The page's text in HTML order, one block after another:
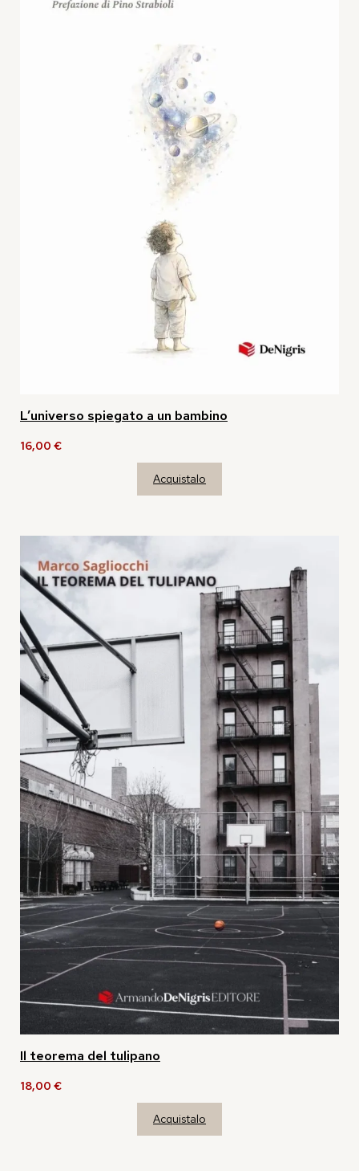
L’universo spiegato a un bambino
16,00 €
Acquistalo
Il teorema del tulipano
18,00 €
Acquistalo